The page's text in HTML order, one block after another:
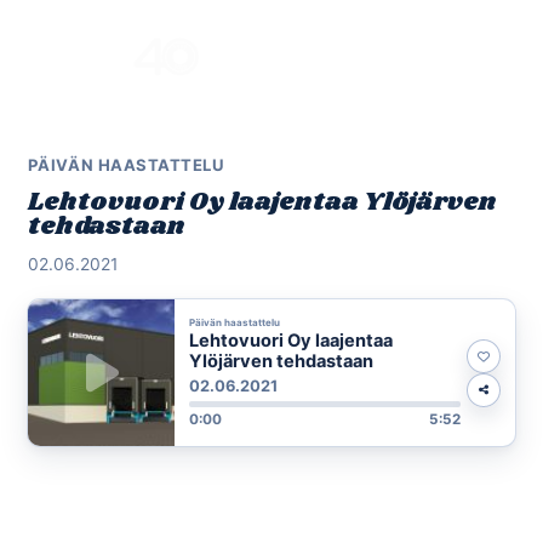
PÄIVÄN HAASTATTELU
Lehtovuori Oy laajentaa Ylöjärven
tehdastaan
02.06.2021
Päivän haastattelu
Lehtovuori Oy laajentaa
Ylöjärven tehdastaan
02.06.2021
0:00 5:52